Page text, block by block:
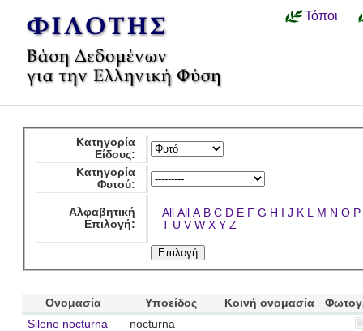
Τόποι
Κατηγορία
Είδους:
Κατηγορία
Φυτού:
Αλφαβητική
Επιλογή:
All All A B C D E F G H I J K L M N O P
T U V W X Y Z
Ονομασία Υποείδος Κοινή ονομασία
Silene nocturna
nocturna